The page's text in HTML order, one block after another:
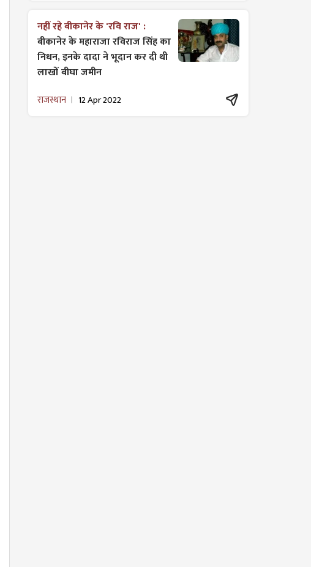
नहीं रहे बीकानेर के 'रवि राज' :
बीकानेर के महाराजा रविराज सिंह का
निधन, इनके दादा ने भूदान कर दी थी
लाखों बीघा जमीन
राजस्थान 12 Apr 2022